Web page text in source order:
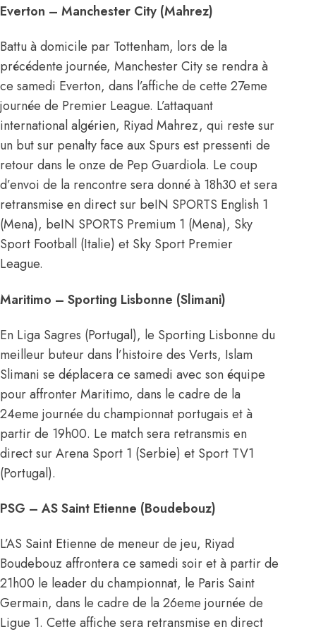
Everton – Manchester City (Mahrez)
Battu à domicile par Tottenham, lors de la
précédente journée, Manchester City se rendra à
ce samedi Everton, dans l’affiche de cette 27eme
journée de Premier League. L’attaquant
international algérien, Riyad Mahrez, qui reste sur
un but sur penalty face aux Spurs est pressenti de
retour dans le onze de Pep Guardiola. Le coup
d’envoi de la rencontre sera donné à 18h30 et sera
retransmise en direct sur beIN SPORTS English 1
(Mena), beIN SPORTS Premium 1 (Mena), Sky
Sport Football (Italie) et Sky Sport Premier
League.
Maritimo – Sporting Lisbonne (Slimani)
En Liga Sagres (Portugal), le Sporting Lisbonne du
meilleur buteur dans l’histoire des Verts, Islam
Slimani se déplacera ce samedi avec son équipe
pour affronter Maritimo, dans le cadre de la
24eme journée du championnat portugais et à
partir de 19h00. Le match sera retransmis en
direct sur Arena Sport 1 (Serbie) et Sport TV1
(Portugal).
PSG – AS Saint Etienne (Boudebouz)
L’AS Saint Etienne de meneur de jeu, Riyad
Boudebouz affrontera ce samedi soir et à partir de
21h00 le leader du championnat, le Paris Saint
Germain, dans le cadre de la 26eme journée de
Ligue 1. Cette affiche sera retransmise en direct